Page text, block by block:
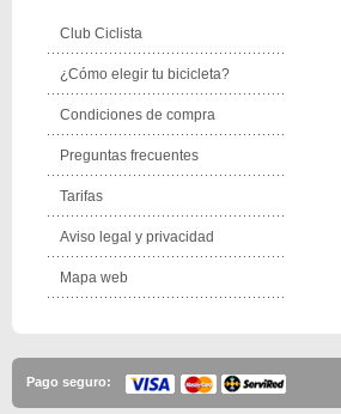
Club Ciclista
¿Cómo elegir tu bicicleta?
Condiciones de compra
Preguntas frecuentes
Tarifas
Aviso legal y privacidad
Mapa web
Pago seguro: